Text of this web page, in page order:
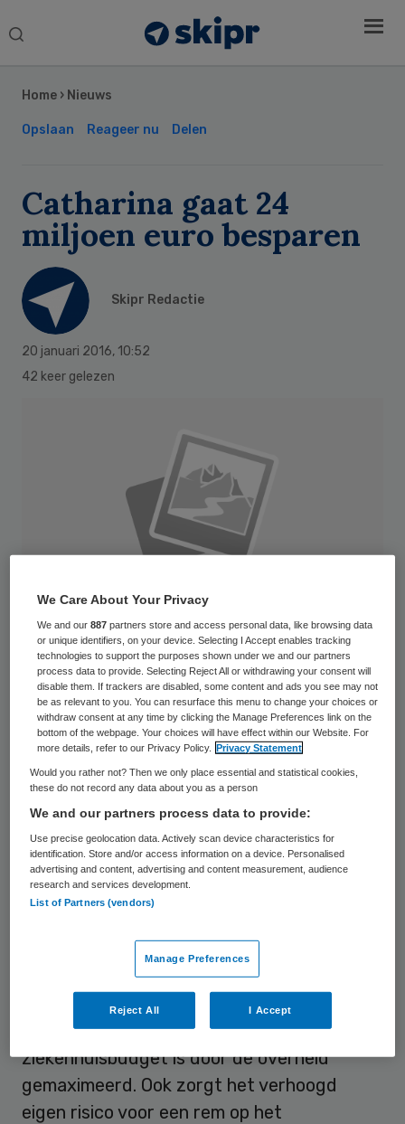
Search
Home › Nieuws
Opslaan Reageer nu Delen
Catharina gaat 24
miljoen euro besparen
Skipr Redactie
20 januari 2016, 10:52
42 keer gelezen
AppleMark
Onder de naam Slim Fit gaat het Catharina
Ziekenhuis in Eindhoven de komende drie
jaar structureel 24 miljoen euro besparen.
Dit komt neer op een besparing van 2
procent per jaar. De maatregelen zijn
volgens het ziekenhuis nodig om te kunnen
blijven investeren in kwalitatief goede zorg
Het Catharina Ziekenhuis ziet, net als veel
andere ziekenhuizen, de opbrengsten
stagneren. De groei van het collectieve
ziekenhuisbudget is door de overheid
gemaximeerd. Ook zorgt het verhoogd
eigen risico voor een rem op het
Sidebar
We Care About Your Privacy
We and our887 partners store and access personal data, like browsing data
or unique identifiers, on your device. Selecting I Accept enables tracking
technologies to support the purposes shown under we and our partners
process data to provide. Selecting Reject All or withdrawing your consent will
disable them. If trackers are disabled, some content and ads you see may not
be as relevant to you. You can resurface this menu to change your choices or
withdraw consent at any time by clicking the Manage Preferences link on the
bottom of the webpage. Your choices will have effect within our Website. For
more details, refer to our Privacy Policy.
Privacy Statement
Would you rather not? Then we only place essential and statistical cookies,
these do not record any data about you as a person
We and our partners process data to provide:
Use precise geolocation data. Actively scan device characteristics for
identification. Store and/or access information on a device. Personalised
advertising and content, advertising and content measurement, audience
research and services development.
List of Partners (vendors)
Manage Preferences
Reject All I Accept